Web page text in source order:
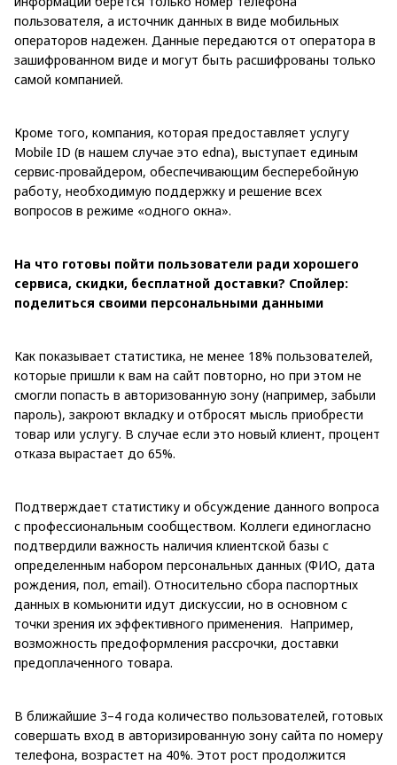
пользователя, а источник данных в виде мобильных
операторов надежен. Данные передаются от оператора в
зашифрованном виде и могут быть расшифрованы только
самой компанией.
Кроме того, компания, которая предоставляет услугу
Mobile ID (в нашем случае это edna), выступает единым
сервис-провайдером, обеспечивающим бесперебойную
работу, необходимую поддержку и решение всех
вопросов в режиме «одного окна».
На что готовы пойти пользователи ради хорошего
сервиса, скидки, бесплатной доставки? Спойлер:
поделиться своими персональными данными
Как показывает статистика, не менее 18% пользователей,
которые пришли к вам на сайт повторно, но при этом не
смогли попасть в авторизованную зону (например, забыли
пароль), закроют вкладку и отбросят мысль приобрести
товар или услугу. В случае если это новый клиент, процент
отказа вырастает до 65%.
Подтверждает статистику и обсуждение данного вопроса
с профессиональным сообществом. Коллеги единогласно
подтвердили важность наличия клиентской базы с
определенным набором персональных данных (ФИО, дата
рождения, пол, email). Относительно сбора паспортных
данных в комьюнити идут дискуссии, но в основном с
точки зрения их эффективного применения. Например,
возможность предоформления рассрочки, доставки
предоплаченного товара.
В ближайшие 3–4 года количество пользователей, готовых
совершать вход в авторизированную зону сайта по номеру
телефона, возрастет на 40%. Этот рост продолжится